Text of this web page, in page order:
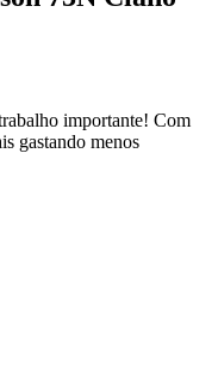
importante! Com
gastando menos